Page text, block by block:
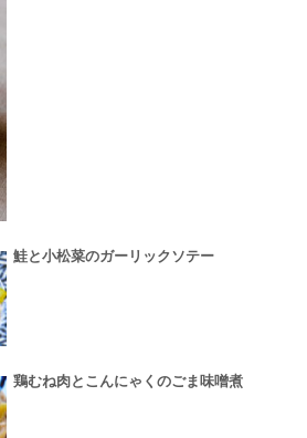
鮭と小松菜のガーリックソテー
鶏むね肉とこんにゃくのごま味噌煮